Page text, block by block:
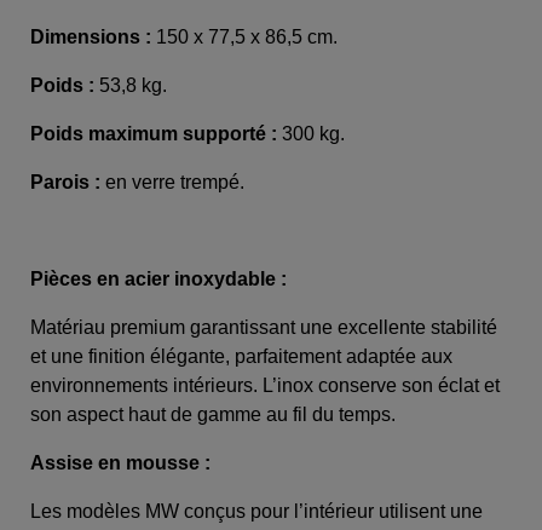
Dimensions : 150 x 77,5 x 86,5 cm.
Poids : 53,8 kg.
Poids maximum supporté : 300 kg.
Parois : en verre trempé.
Pièces en acier inoxydable :
Matériau premium garantissant une excellente stabilité
et une finition élégante, parfaitement adaptée aux
environnements intérieurs. L’inox conserve son éclat et
son aspect haut de gamme au fil du temps.
Assise en mousse :
Les modèles MW conçus pour l’intérieur utilisent une